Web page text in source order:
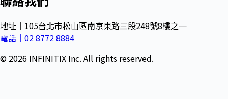
地址｜105台北市松山區南京東路三段248號8樓之一
電話｜02 8772 8884
© 2026 INFINITIX Inc. All rights reserved.